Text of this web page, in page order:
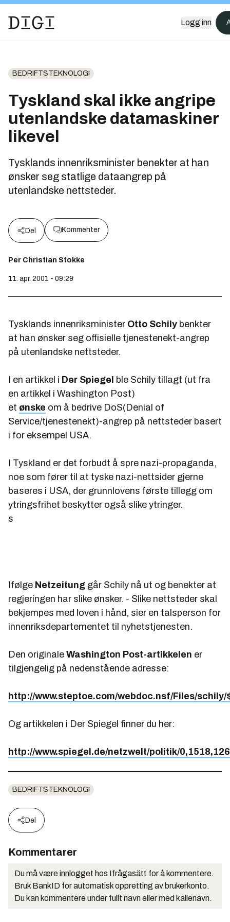
Logg inn
BEDRIFTSTEKNOLOGI
Tyskland skal ikke angripe
utenlandske datamaskiner
likevel
Tysklands innenriksminister benekter at han
ønsker seg statlige dataangrep på
utenlandske nettsteder.
Del Kommenter
Per Christian Stokke
11. apr. 2001 - 09:29
Tysklands innenriksminister Otto Schily benkter
at han ønsker seg offisielle tjenestenekt-angrep
på utenlandske nettsteder.
I en artikkel i Der Spiegel ble Schily tillagt (ut fra
en artikkel i Washington Post)
et ønske om å bedrive DoS(Denial of
Service/tjenestenekt)-angrep på nettsteder basert
i for eksempel USA.
I Tyskland er det forbudt å spre nazi-propaganda,
noe som fører til at tyske nazi-nettsider gjerne
baseres i USA, der grunnlovens første tillegg om
ytringsfrihet beskytter også slike ytringer.
s
Ifølge Netzeitung går Schily nå ut og benekter at
regjeringen har slike ønsker. - Slike nettsteder skal
bekjempes med loven i hånd, sier en talsperson for
innenriksdepartementet til nyhetstjenesten.
Den originale Washington Post-artikkelen er
tilgjengelig på nedenstående adresse:
http://www.steptoe.com/webdoc.nsf/Files/
Og artikkelen i Der Spiegel finner du her:
http://www.spiegel.de/netzwelt/politik/
BEDRIFTSTEKNOLOGI
Del
Kommentarer
Du må være innlogget hos Ifrågasätt for å kommentere.
Bruk BankID for automatisk oppretting av brukerkonto.
Du kan kommentere under fullt navn eller med kallenavn.